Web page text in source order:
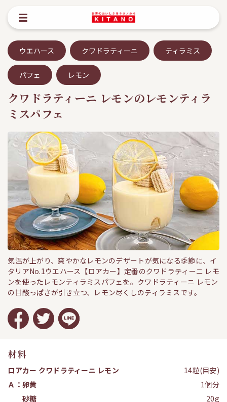
ウエハース クワドラティーニ ティラミス
パフェ レモン
クワドラティーニ レモンのレモンティラ
ミスパフェ
気温が上がり、爽やかなレモンのデザートが気になる季節に、イ
タリアNo.1ウエハース【ロアカー】定番のクワドラティーニ レモ
ンを使ったレモンティラミスパフェを。クワドラティーニ レモン
の甘酸っぱさが引き立つ、レモン尽くしのティラミスです。
材料
ロアカー クワドラティーニ レモン
14粒(目安)
Ａ：卵黄
1個分
砂糖
20g